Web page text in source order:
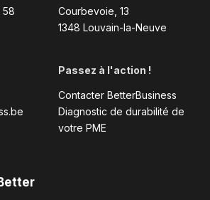
58
Courbevoie, 13
1348 Louvain-la-Neuve
Passez à l'action !
Contacter BetterBusiness
Diagnostic de durabilité de
votre PME